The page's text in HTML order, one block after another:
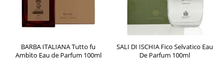
BARBA ITALIANA Tutto fu
Ambìto Eau de Parfum 100ml
SALI DI ISCHIA Fico Selvatico Eau
De Parfum 100ml